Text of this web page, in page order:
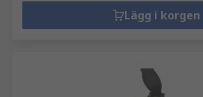
Lägg i korgen